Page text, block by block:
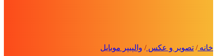
خانه/ تصویر و عکس/ والپیپر موبایل